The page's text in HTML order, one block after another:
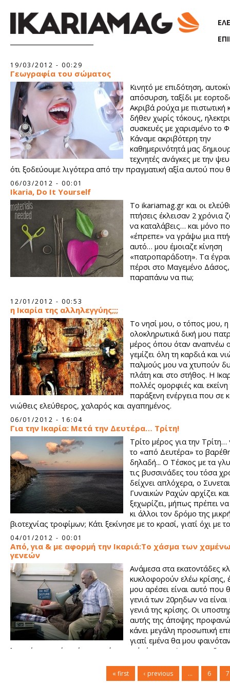
19/03/2012 - 00:29
Γεωγραφία του σώματος
Κινητό με επιδότηση,
απόσυρση, ταξίδι με
Ακριβά ρούχα με πιστωτική
δήθεν χωρίς τόκους,
συσκευές με χαρισμένο το
Κάναμε ακριβότερη την
καθημερινότητά μας
τεχνητές ανάγκες με την
ότι ξοδεύουμε λιγότερα από την πραγματική αξία αυτού που
αποκτήσουμε.
06/03/2012 - 00:01
Ikaria, Do It Yourself
Το ikariamag.gr και οι
πτήσεις έκλεισαν 2 χρόνια
να καταλάβεις… και μόνο
«έπρεπε» να γράψω μια
αυτό… μου έμοιαζε κίνηση
«πατροπαράδοτη». Τα
πέρσι στο Μαγεμένο Δάσος,
παραπάνω να πω;
12/01/2012 - 00:53
η Ικαρία της αλληλεγγύης;;;
Το νησί μου, ο τόπος μου, η
ολοκληρωτικά δική μου
μέρος όπου όταν αναπνέω
γεμίζει όλη τη καρδιά και
παλμούς μου να χτυπούν
πλάτη και στο στήθος. Η
πολλές ομορφιές και εκείνη
παράξενη ενέργεια που σε
νιώθεις ελεύθερος, χαλαρός και αγαπημένος.
06/01/2012 - 16:04
Για την Ικαρία: Μετά την Δευτέρα… Τρίτη!
Τρίτο μέρος για την
το «από Δευτέρα» το
δηλαδή... Ο Τέσκος με τα
τις βυσσινάδες του τόσα
δείχνει απλόχερα, ο
Γυναικών Ραχών αρχίζει και
ξεχωρίζει, μήπως πρέπει
κι άλλοι τον δρόμο της
βιοτεχνίας τροφίμων; Κάτι ξεκίνησε με το κρασί, γιατί όχι με
μπύρα, τα αποξηραμένα φρούτα;
04/01/2012 - 00:01
Από, για & με αφορμή την Ικαριά:Το χάσμα των
γενεών
Ανάμεσα στα εκατοντάδες
κυκλοφορούν ελέω κρίσης,
μου αρέσει είναι αυτό που
γενιά των 20ρηδων να
γενιά της κρίσης. Οι
αυτής της άποψης
κάνει μεγάλη προσωπική
γιατί εμένα θα μου
λογικό να ακούσω ότι η χαμένη γενιά είναι αυτή των 30ρηδων.
« first ‹ previous … 6 7